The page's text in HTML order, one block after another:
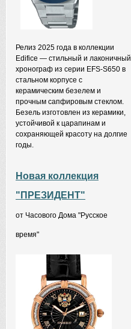
Релиз 2025 года в коллекции
Edifice — стильный и лаконичный
хронограф из серии EFS-S650 в
стальном корпусе с
керамическим безелем и
прочным сапфировым стеклом.
Безель изготовлен из керамики,
устойчивой к царапинам и
сохраняющей красоту на долгие
годы.
Новая коллекция
"ПРЕЗИДЕНТ"
от Часового Дома "Русское
время"